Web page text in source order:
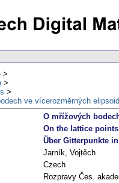
ve vícerozměrných
O mřížových
On the lattice
Über Gitterpunkte
Jarník, Vojtěch
Czech
Rozpravy Čes.